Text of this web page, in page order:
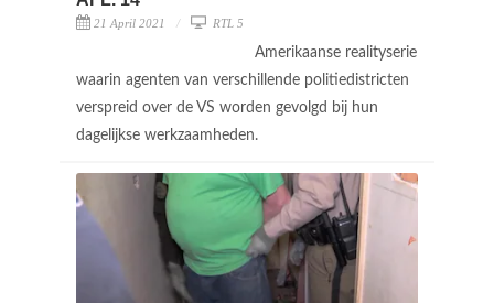
21 April 2021 RTL 5
Amerikaanse realityserie
waarin agenten van verschillende politiedistricten
verspreid over de VS worden gevolgd bij hun
dagelijkse werkzaamheden.